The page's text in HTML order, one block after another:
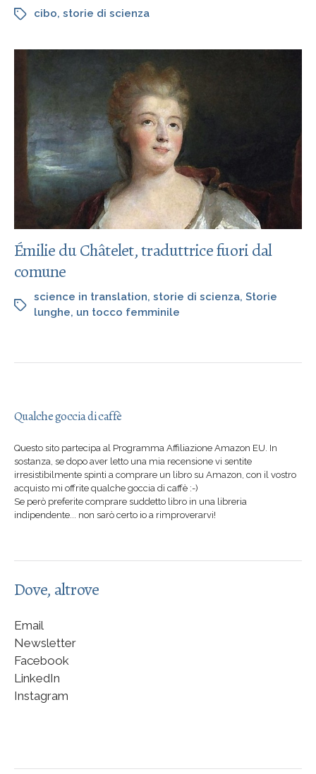
cibo, storie di scienza
Émilie du Châtelet, traduttrice fuori dal
comune
science in translation, storie di scienza, Storie
lunghe, un tocco femminile
Qualche goccia di caffè
Questo sito partecipa al Programma Affiliazione Amazon EU. In
sostanza, se dopo aver letto una mia recensione vi sentite
irresistibilmente spinti a comprare un libro su Amazon, con il vostro
acquisto mi offrite qualche goccia di caffè :-)
Se però preferite comprare suddetto libro in una libreria
indipendente... non sarò certo io a rimproverarvi!
Dove, altrove
Email
Newsletter
Facebook
LinkedIn
Instagram